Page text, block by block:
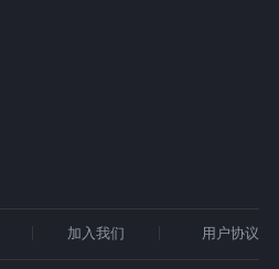
加入我们 用户协议